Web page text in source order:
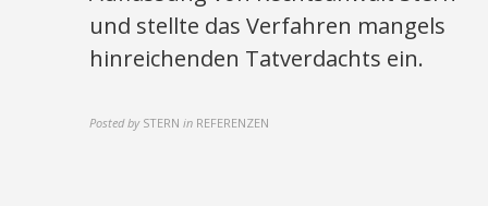
und stellte das Verfahren mangels
hinreichenden Tatverdachts ein.
Posted by STERN in REFERENZEN